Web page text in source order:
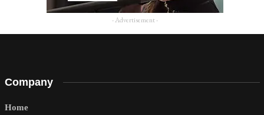
- Advertisement -
Company
Home